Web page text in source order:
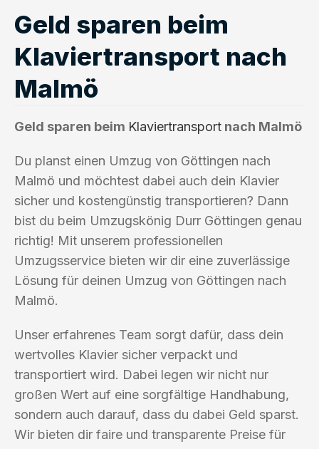
Geld sparen beim
Klaviertransport nach
Malmö
Geld sparen beim Klaviertransport nach Malmö
Du planst einen Umzug von Göttingen nach
Malmö und möchtest dabei auch dein Klavier
sicher und kostengünstig transportieren? Dann
bist du beim Umzugskönig Durr Göttingen genau
richtig! Mit unserem professionellen
Umzugsservice bieten wir dir eine zuverlässige
Lösung für deinen Umzug von Göttingen nach
Malmö.
Unser erfahrenes Team sorgt dafür, dass dein
wertvolles Klavier sicher verpackt und
transportiert wird. Dabei legen wir nicht nur
großen Wert auf eine sorgfältige Handhabung,
sondern auch darauf, dass du dabei Geld sparst.
Wir bieten dir faire und transparente Preise für